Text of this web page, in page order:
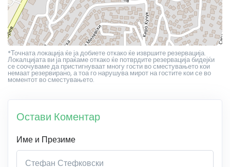
*Точната локација ќе ја добиете откако ќе извршите резервација.
Локалцијата ви ја праќаме откако ќе потврдите резервација бидејќи
се соочуваме да пристигнуваат многу гости во сместувањето кои
немаат резервирано, а тоа го нарушува мирот на гостите кои се во
моментот во сместувањето.
Остави Коментар
Име и Презиме